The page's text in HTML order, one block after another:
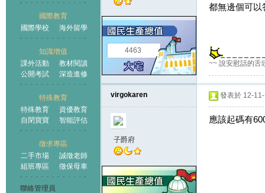
國際教育
國際學校
海外留學
知識增值
課外活動
教材閱讀
公開考試
深造進修
特殊教育
特殊教育
資優教育
自閉寶寶
智能評估
徵求專區
二手市場
誠徵老師
組班專區
徵保母車
聯絡管理員
4463
都無邊個可以
~~ 說安慰話的舌
virgokaren
子爵府
發表於 12-
應該起碼有